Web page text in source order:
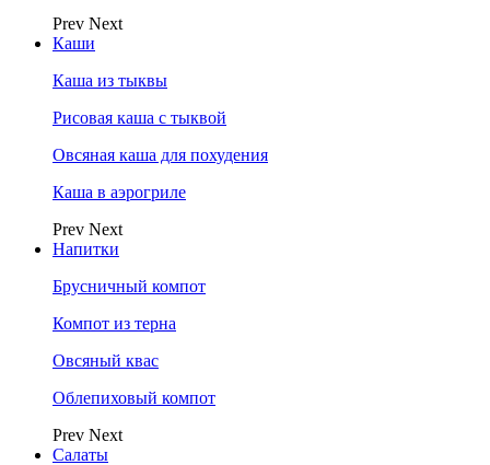
Prev Next
Каши
Каша из тыквы
Рисовая каша с тыквой
Овсяная каша для похудения
Каша в аэрогриле
Prev Next
Напитки
Брусничный компот
Компот из терна
Овсяный квас
Облепиховый компот
Prev Next
Салаты